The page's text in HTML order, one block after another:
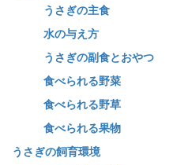
うさぎの主食
水の与え方
うさぎの副食とおやつ
食べられる野菜
食べられる野草
食べられる果物
うさぎの飼育環境